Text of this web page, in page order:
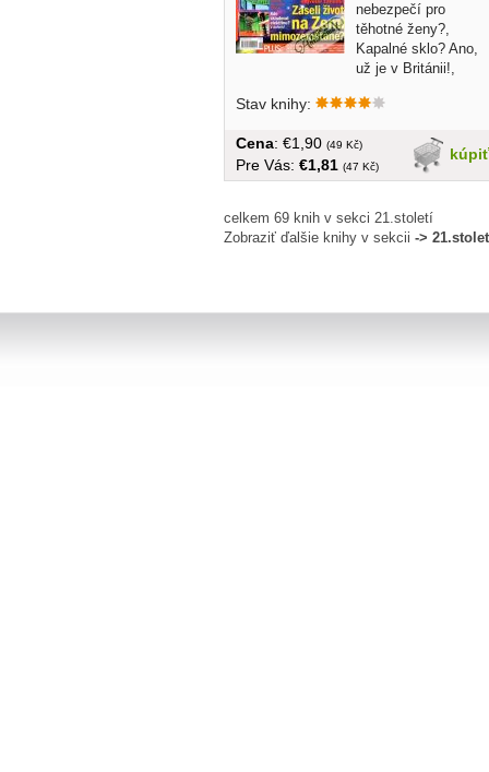
nebezpečí pro
těhotné ženy?,
Kapalné sklo? Ano,
už je v Británii!,
Stav knihy:
kúpiť
Cena: €1,90 (49 Kč)
Pre Vás: €1,81 (47 Kč)
celkem 69 knih v sekci 21.století
Zobraziť ďalšie knihy v sekcii ->